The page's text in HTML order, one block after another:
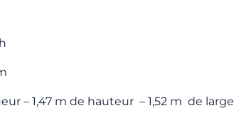
– 1,47 m de hauteur – 1,52 m de